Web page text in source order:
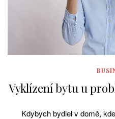
Vyklízení bytu u
Kdybych bydlel v domě,